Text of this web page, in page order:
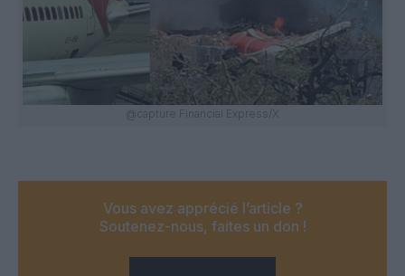
@capture Financial Express/X
Vous avez apprécié l’article ?
Soutenez-nous, faites un don !